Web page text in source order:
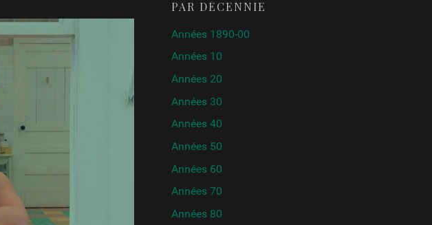
PAR DÉCENNIE
Années 1890-00
Années 10
Années 20
Années 30
Années 40
Années 50
Années 60
Années 70
Années 80